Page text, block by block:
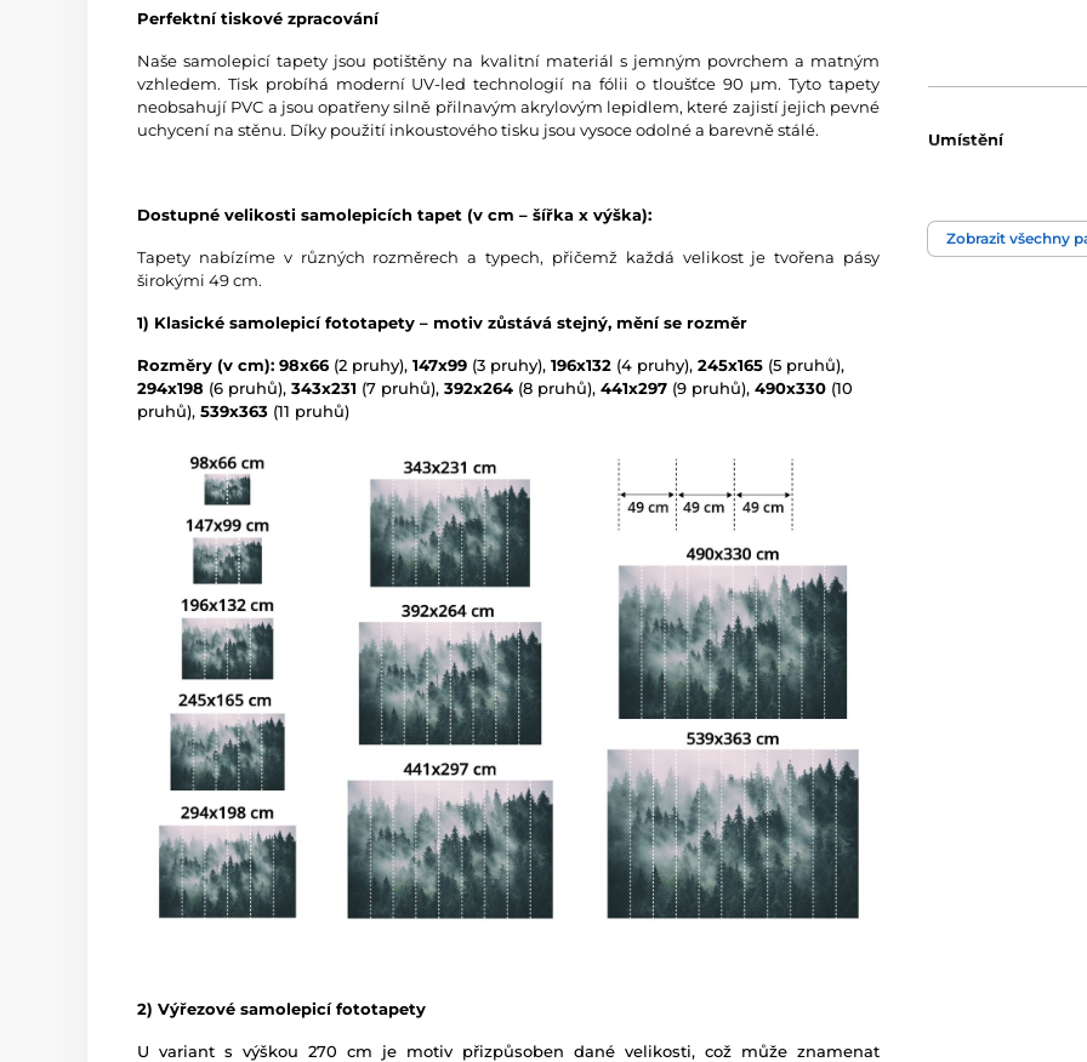
Perfektní tiskové zpracování
Naše samolepicí tapety jsou potištěny na kvalitní materiál s jemným povrchem a matným
vzhledem. Tisk probíhá moderní UV-led technologií na fólii o tloušťce 90 µm. Tyto tapety
neobsahují PVC a jsou opatřeny silně přilnavým akrylovým lepidlem, které zajistí jejich pevné
uchycení na stěnu. Díky použití inkoustového tisku jsou vysoce odolné a barevně stálé.
Dostupné velikosti samolepicích tapet (v cm – šířka x výška):
Tapety nabízíme v různých rozměrech a typech, přičemž každá velikost je tvořena pásy
širokými 49 cm.
1) Klasické samolepicí fototapety – motiv zůstává stejný, mění se rozměr
Rozměry (v cm): 98x66 (2 pruhy), 147x99 (3 pruhy), 196x132 (4 pruhy), 245x165 (5 pruhů),
294x198 (6 pruhů), 343x231 (7 pruhů), 392x264 (8 pruhů), 441x297 (9 pruhů), 490x330 (10
pruhů), 539x363 (11 pruhů)
2) Výřezové samolepicí fototapety
U variant s výškou 270 cm je motiv přizpůsoben dané velikosti, což může znamenat
Umístění
Barva
Zobrazit všechny